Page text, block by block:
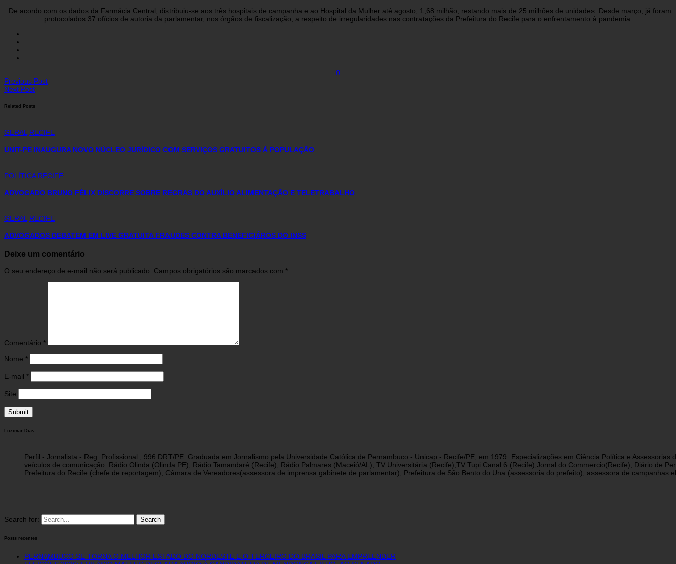
De acordo com os dados da Farmácia Central, distribuiu-se aos três hospitais de campanha e ao Hospital da Mulher até agosto, 1,68 milhão, restando mais de 25 milhões de unidades. Desde março, já foram
protocolados 37 ofícios de autoria da parlamentar, nos órgãos de fiscalização, a respeito de irregularidades nas contratações da Prefeitura do Recife para o enfrentamento à pandemia.
0
Previous Post
Next Post
Related Posts
GERAL RECIFE
UNIT-PE INAUGURA NOVO NÚCLEO JURÍDICO COM SERVIÇOS GRATUITOS À POPULAÇÃO
POLÍTICA RECIFE
ADVOGADO BRUNO FÉLIX DISCORRE SOBRE REGRAS DO AUXÍLIO ALIMENTAÇÃO E TELETRABALHO
GERAL RECIFE
ADVOGADOS DEBATEM EM LIVE GRATUITA FRAUDES CONTRA BENEFICIÁROS DO INSS
Deixe um comentário
O seu endereço de e-mail não será publicado. Campos obrigatórios são marcados com *
Comentário *
Nome *
E-mail *
Site
Luzimar Dias
Perfil - Jornalista - Reg. Profissional , 996 DRT/PE. Graduada em Jornalismo pela Universidade Católica de Pernambuco - Unicap - Recife/PE, em 1979. Especializações em Ciência Política e
veículos de comunicação: Rádio Olinda (Olinda PE); Rádio Tamandaré (Recife); Rádio Palmares (Maceió/AL); TV Universitária (Recife);TV Tupi Canal 6 (Recife);Jornal do Commercio(Recife); Diário de
Prefeitura do Recife (chefe de reportagem); Câmara de Vereadores(assessora de imprensa gabinete de parlamentar); Prefeitura de São Bento do Una (assessoria do prefeito), assessora de campanhas
Search for:
Posts recentes
PERNAMBUCO SE TORNA O MELHOR ESTADO DO NORDESTE E O TERCEIRO DO BRASIL PARA EMPREENDER